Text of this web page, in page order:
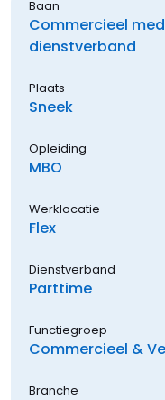
Baan
Commercieel
dienstverband
Plaats
Sneek
Opleiding
MBO
Werklocatie
Flex
Dienstverband
Parttime
Functiegroep
Commercieel &
Branche